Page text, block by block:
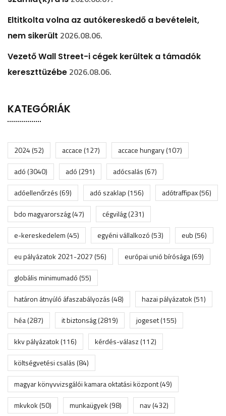
Eltitkolta volna az autókereskedő a bevételeit,
nem sikerült 2026.08.06.
Vezető Wall Street-i cégek kerültek a támadók
kereszttüzébe 2026.08.06.
KATEGÓRIÁK
2024(52) accace(127) accace hungary(107)
adó(3040) adó(291) adócsalás(67)
adóellenőrzés(69) adó szaklap(156) adótraffipax(56)
bdo magyarország(47) cégvilág(231)
e-kereskedelem(45) egyéni vállalkozó(53) eub(56)
eu pályázatok 2021-2027(56) európai unió bírósága(69)
globális minimumadó(55)
határon átnyúló áfaszabályozás(48) hazai pályázatok(51)
héa(287) it biztonság(2819) jogeset(155)
kkv pályázatok(116) kérdés-válasz(112)
költségvetési csalás(84)
magyar könyvvizsgálói kamara oktatási központ(49)
mkvkok(50) munkaügyek(98) nav(432)